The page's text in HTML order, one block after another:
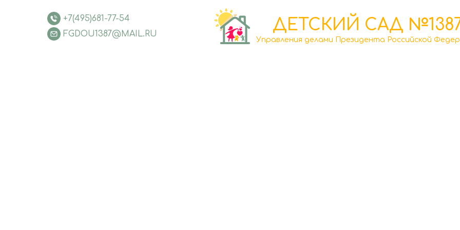
+7(495)681-77-54
FGDOU1387@MAIL.RU
ДЕТСКИЙ САД
Управления делами Президента Российской